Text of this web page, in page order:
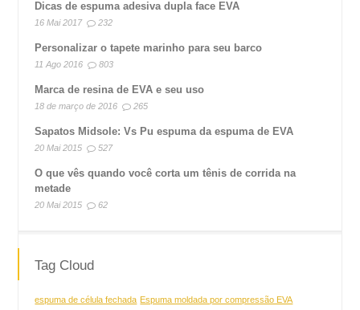
Dicas de espuma adesiva dupla face EVA
16 Mai 2017 232
Personalizar o tapete marinho para seu barco
11 Ago 2016 803
Marca de resina de EVA e seu uso
18 de março de 2016 265
Sapatos Midsole: Vs Pu espuma da espuma de EVA
20 Mai 2015 527
O que vês quando você corta um tênis de corrida na
metade
20 Mai 2015 62
Tag Cloud
espuma de célula fechada Espuma moldada por compressão EVA